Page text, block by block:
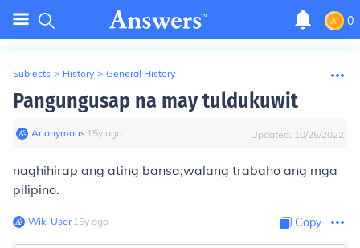
0
Subjects > History > General History
Pangungusap na may tuldukuwit
Anonymous∙ 15y ago Updated: 10/25/2022
naghihirap ang ating bansa;walang trabaho ang mga
pilipino.
Wiki User∙15y ago Copy